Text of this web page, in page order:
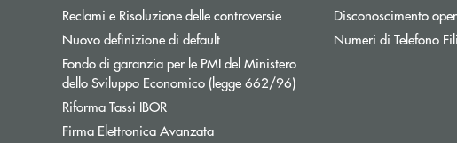
Reclami e Risoluzione delle controversie
Nuovo definizione di defaultApre una nuova finestra
Fondo di garanzia per le PMI del Ministero
dello Sviluppo Economico (legge 662/96)Apre una nuova finestra
Riforma Tassi IBORApre una nuova finestra
Firma Elettronica AvanzataApre una nuova finestra
Disconoscimento
Numeri di Telefono